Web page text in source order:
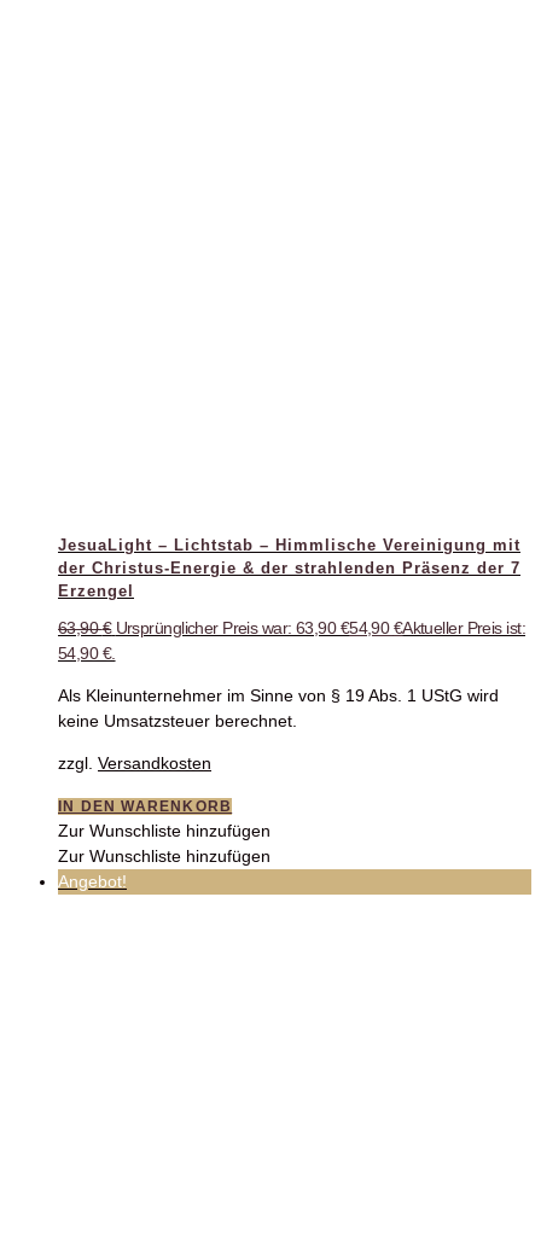
JesuaLight – Lichtstab – Himmlische Vereinigung mit
der Christus-Energie & der strahlenden Präsenz der 7
Erzengel
63,90€ Ursprünglicher Preis war: 63,90 €54,90€Aktueller Preis ist:
54,90 €.
Als Kleinunternehmer im Sinne von § 19 Abs. 1 UStG wird
keine Umsatzsteuer berechnet.
zzgl. Versandkosten
IN DEN WARENKORB
Zur Wunschliste hinzufügen
Zur Wunschliste hinzufügen
Angebot!